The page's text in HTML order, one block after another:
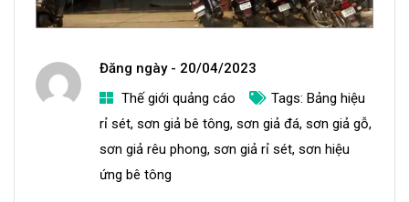
Đăng ngày - 20/04/2023
a
d
m
Thế giới quảng cáo Tags: Bảng hiệu
rỉ sét, sơn giả bê tông, sơn giả đá, sơn giả gỗ,
sơn giả rêu phong, sơn giả rỉ sét, sơn hiệu
ứng bê tông